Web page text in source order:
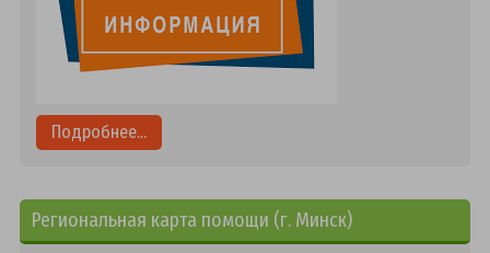
Подробнее...
Региональная карта помощи (г. Минск)